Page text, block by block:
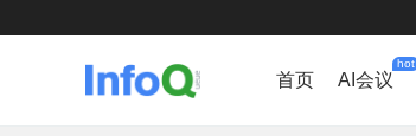
首页 AI会议
hot